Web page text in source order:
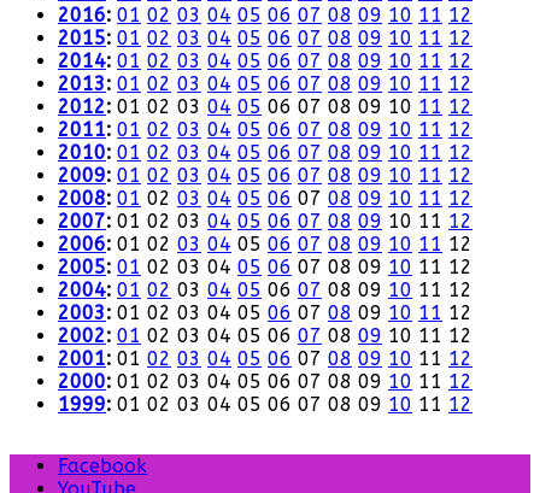
2016: 01 02 03 04 05 06 07 08 09 10 11 12
2015: 01 02 03 04 05 06 07 08 09 10 11 12
2014: 01 02 03 04 05 06 07 08 09 10 11 12
2013: 01 02 03 04 05 06 07 08 09 10 11 12
2012: 01 02 03 04 05 06 07 08 09 10 11 12
2011: 01 02 03 04 05 06 07 08 09 10 11 12
2010: 01 02 03 04 05 06 07 08 09 10 11 12
2009: 01 02 03 04 05 06 07 08 09 10 11 12
2008: 01 02 03 04 05 06 07 08 09 10 11 12
2007: 01 02 03 04 05 06 07 08 09 10 11 12
2006: 01 02 03 04 05 06 07 08 09 10 11 12
2005: 01 02 03 04 05 06 07 08 09 10 11 12
2004: 01 02 03 04 05 06 07 08 09 10 11 12
2003: 01 02 03 04 05 06 07 08 09 10 11 12
2002: 01 02 03 04 05 06 07 08 09 10 11 12
2001: 01 02 03 04 05 06 07 08 09 10 11 12
2000: 01 02 03 04 05 06 07 08 09 10 11 12
1999: 01 02 03 04 05 06 07 08 09 10 11 12
Facebook
YouTube